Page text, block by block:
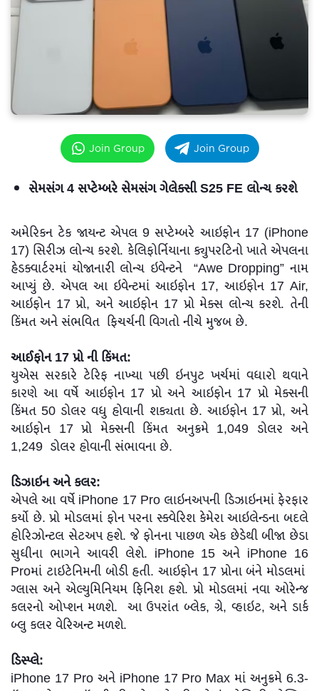
Join Group Join Group
સેમસંગ 4 સપ્ટેમ્બરે સેમસંગ ગેલેક્સી S25 FE લોન્ચ કરશે
અમેરિકન ટેક જાયન્ટ એપલ 9 સપ્ટેમ્બરે આઇફોન 17 (iPhone
17) સિરીઝ લોન્ચ કરશે. કેલિફોર્નિયાના ક્યુપરટિનો ખાતે એપલના
હેડક્વાર્ટરમાં યોજાનારી લોન્ચ ઇવેન્ટને “Awe Dropping” નામ
આપ્યું છે. એપલ આ ઇવેન્ટમાં આઇફોન 17, આઇફોન 17 Air,
આઇફોન 17 પ્રો, અને આઇફોન 17 પ્રો મેક્સ લોન્ચ કરશે. તેની
કિંમત અને સંભવિત ફિચર્ચની વિગતો નીચે મુજબ છે.
આઈફોન 17 પ્રો ની કિંમત:
યુએસ સરકારે ટેરિફ નાખ્યા પછી ઇનપુટ ખર્ચમાં વધારો થવાને
કારણે આ વર્ષે આઇફોન 17 પ્રો અને આઇફોન 17 પ્રો મેક્સની
કિંમત 50 ડોલર વધુ હોવાની શક્યતા છે. આઇફોન 17 પ્રો, અને
આઇફોન 17 પ્રો મેક્સની કિંમત અનુક્રમે 1,049 ડોલર અને
1,249 ડોલર હોવાની સંભાવના છે.
ડિઝાઇન અને કલર:
એપલે આ વર્ષે iPhone 17 Pro લાઇનઅપની ડિઝાઇનમાં ફેરફાર
કર્યો છે. પ્રો મોડલમાં ફોન પરના સ્ક્વેરિશ કેમેરા આઇલેન્ડના બદલે
હોરિઝોન્ટલ સેટઅપ હશે. જે ફોનના પાછળ એક છેડેથી બીજા છેડા
સુધીના ભાગને આવરી લેશે. iPhone 15 અને iPhone 16
Proમાં ટાઇટેનિમની બોડી હતી. આઇફોન 17 પ્રોના બંને મોડલમાં
ગ્લાસ અને એલ્યુમિનિયમ ફિનિશ હશે. પ્રો મોડલમાં નવા ઓરેન્જ
કલરનો ઓપ્શન મળશે. આ ઉપરાંત બ્લેક, ગ્રે, વ્હાઇટ, અને ડાર્ક
બ્લુ કલર વેરિઅન્ટ મળશે.
ડિસ્પ્લે:
iPhone 17 Pro અને iPhone 17 Pro Max માં અનુક્રમે 6.3-